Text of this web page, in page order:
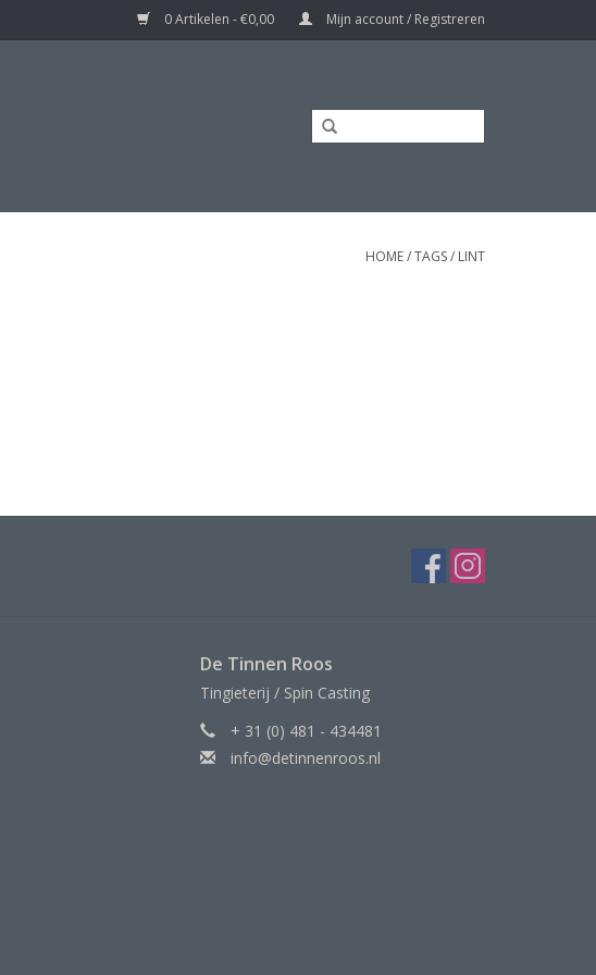
0 Artikelen - €0,00 Mijn account / Registreren
HOME/TAGS/ LINT
De Tinnen Roos
Tingieterij / Spin Casting
+ 31 (0) 481 - 434481
info@detinnenroos.nl